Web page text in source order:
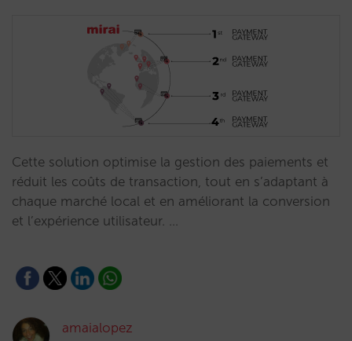
Cette solution optimise la gestion des paiements et
réduit les coûts de transaction, tout en s’adaptant à
chaque marché local et en améliorant la conversion
et l’expérience utilisateur. …
amaialopez